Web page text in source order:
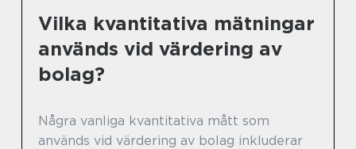
Vilka kvantitativa mätningar
används vid värdering av
bolag?
Några vanliga kvantitativa mått som
används vid värdering av bolag inkluderar